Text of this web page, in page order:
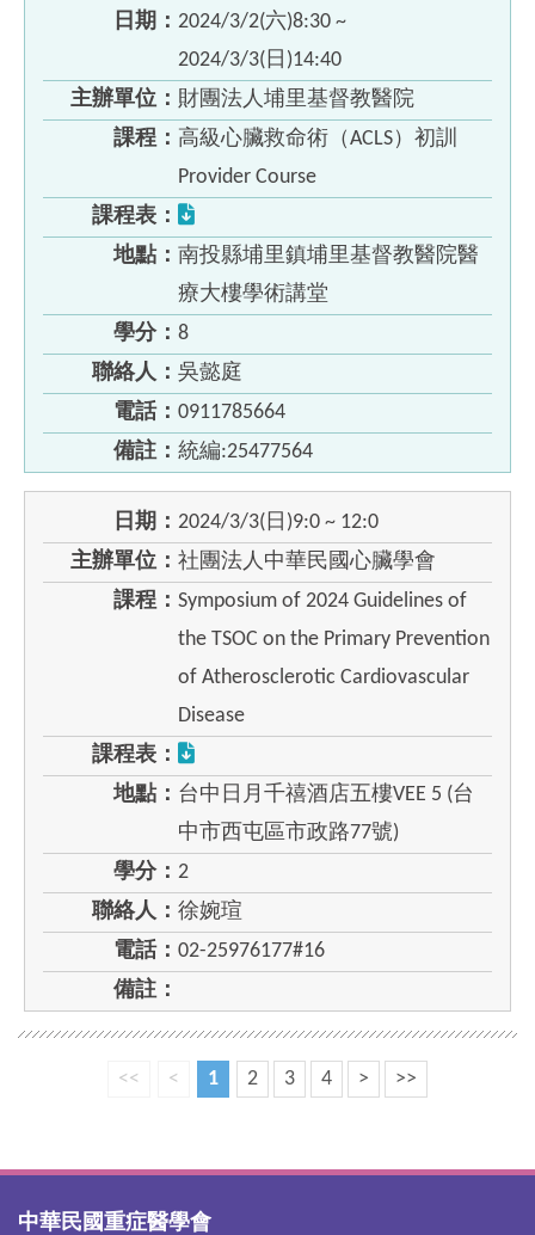
日期： 2024/3/2(六)8:30 ~
2024/3/3(日)14:40
主辦單位： 財團法人埔里基督教醫院
課程： 高級心臟救命術（ACLS）初訓
Provider Course
課程表：
地點： 南投縣埔里鎮埔里基督教醫院醫
療大樓學術講堂
學分： 8
聯絡人： 吳懿庭
電話： 0911785664
備註： 統編:25477564
日期： 2024/3/3(日)9:0 ~ 12:0
主辦單位： 社團法人中華民國心臟學會
課程： Symposium of 2024 Guidelines of
the TSOC on the Primary Prevention
of Atherosclerotic Cardiovascular
Disease
課程表：
地點： 台中日月千禧酒店五樓VEE 5 (台
中市西屯區市政路77號)
學分： 2
聯絡人： 徐婉瑄
電話： 02-25976177#16
備註：
<< < 1 2 3 4 > >>
中華民國重症醫學會